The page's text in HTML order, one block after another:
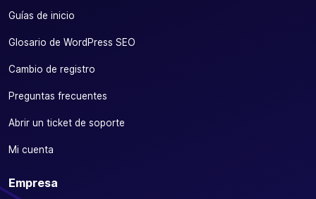
Guías de inicio
Glosario de WordPress SEO
Cambio de registro
Preguntas frecuentes
Abrir un ticket de soporte
Mi cuenta
Empresa